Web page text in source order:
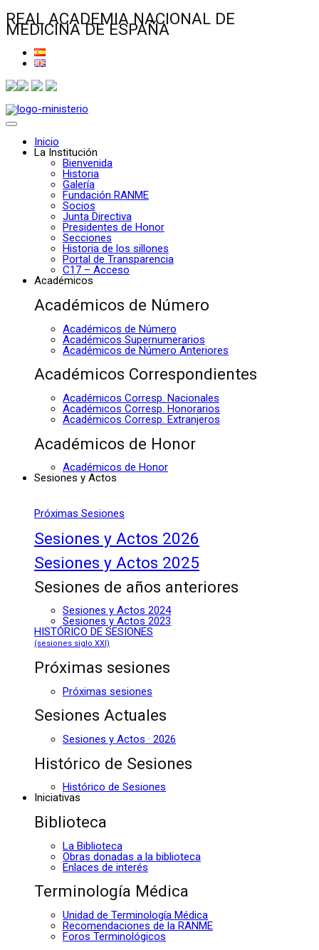
REAL ACADEMIA NACIONAL DE
MEDICINA DE ESPAÑA
Inicio
La Institución
Bienvenida
Historia
Galería
Fundación RANME
Socios
Junta Directiva
Presidentes de Honor
Secciones
Historia de los sillones
Portal de Transparencia
C17 – Acceso
Académicos
Académicos de Número
Académicos de Número
Académicos Supernumerarios
Académicos de Número Anteriores
Académicos Correspondientes
Académicos Corresp. Nacionales
Académicos Corresp. Honorarios
Académicos Corresp. Extranjeros
Académicos de Honor
Académicos de Honor
Sesiones y Actos
Próximas Sesiones
Sesiones y Actos 2026
Sesiones y Actos 2025
Sesiones de años anteriores
Sesiones y Actos 2024
Sesiones y Actos 2023
HISTÓRICO DE SESIONES
(sesiones siglo XXI)
Próximas sesiones
Próximas sesiones
Sesiones Actuales
Sesiones y Actos · 2026
Histórico de Sesiones
Histórico de Sesiones
Iniciativas
Biblioteca
La Biblioteca
Obras donadas a la biblioteca
Enlaces de interés
Terminología Médica
Unidad de Terminología Médica
Recomendaciones de la RANME
Foros Terminológicos